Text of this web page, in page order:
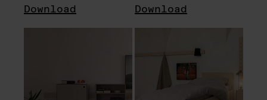
Download Download